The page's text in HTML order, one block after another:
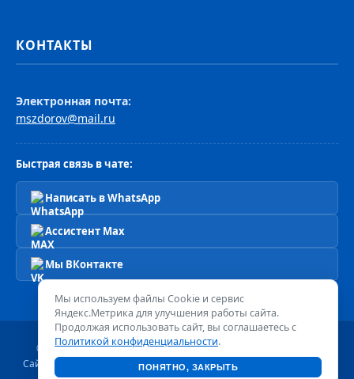
КОНТАКТЫ
Электронная почта:
mszdorov@mail.ru
Быстрая связь в чате:
Написать в WhatsApp
Ассистент Max
Мы ВКонтакте
© 2026 Сеть клиник «Мир Здоровья». Все права защищены.
Сайт носит информационный характер и не является публичной
Мы используем файлы Cookie и сервис
Яндекс.Метрика для улучшения работы сайта.
Продолжая использовать сайт, вы соглашаетесь с
Политикой конфиденциальности.
ПОНЯТНО, ЗАКРЫТЬ